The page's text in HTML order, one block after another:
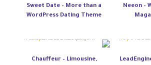
Neeon –
Sweet Date – More than a
WordPress Dating Theme
Chauffeur – Limousine,